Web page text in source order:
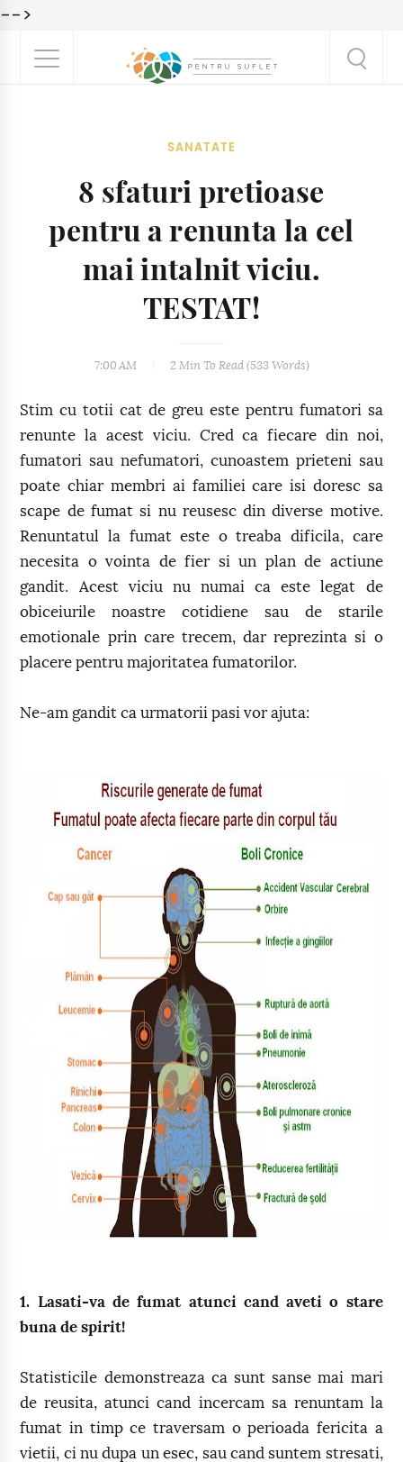
-->
SANATATE
8 sfaturi pretioase
pentru a renunta la cel
mai intalnit viciu.
TESTAT!
7:00 AM 2 MinTo Read (533Words)
Stim cu totii cat de greu este pentru fumatori sa
renunte la acest viciu. Cred ca fiecare din noi,
fumatori sau nefumatori, cunoastem prieteni sau
poate chiar membri ai familiei care isi doresc sa
scape de fumat si nu reusesc din diverse motive.
Renuntatul la fumat este o treaba dificila, care
necesita o vointa de fier si un plan de actiune
gandit. Acest viciu nu numai ca este legat de
obiceiurile noastre cotidiene sau de starile
emotionale prin care trecem, dar reprezinta si o
placere pentru majoritatea fumatorilor.
Ne-am gandit ca urmatorii pasi vor ajuta:
1. Lasati-va de fumat atunci cand aveti o stare
buna de spirit!
Statisticile demonstreaza ca sunt sanse mai mari
de reusita, atunci cand incercam sa renuntam la
fumat in timp ce traversam o perioada fericita a
vietii, ci nu dupa un esec, sau cand suntem stresati,